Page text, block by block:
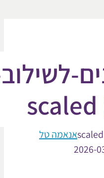
אנאמה טל